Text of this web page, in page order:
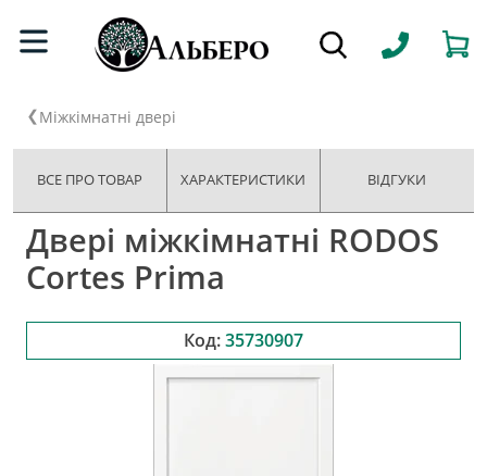
Міжкімнатні двері
ВСЕ ПРО ТОВАР ХАРАКТЕРИСТИКИ ВІДГУКИ
Двері міжкімнатні RODOS
Cortes Prima
Код:35730907